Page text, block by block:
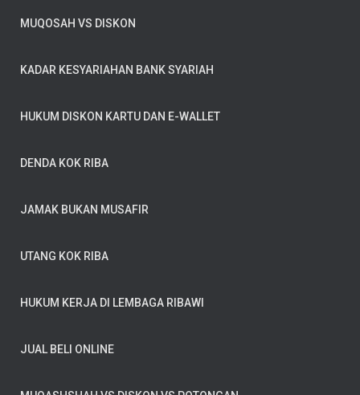
MUQOSAH VS DISKON
KADAR KESYARIAHAN BANK SYARIAH
HUKUM DISKON KARTU DAN E-WALLET
DENDA KOK RIBA
JAMAK BUKAN MUSAFIR
UTANG KOK RIBA
HUKUM KERJA DI LEMBAGA RIBAWI
JUAL BELI ONLINE